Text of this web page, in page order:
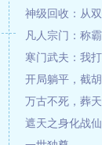
遮天之身化战仙